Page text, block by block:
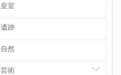
皇室
遺跡
自然
芸術